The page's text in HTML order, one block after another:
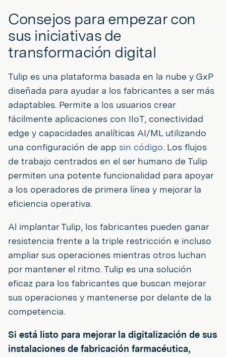
Consejos para empezar con
sus iniciativas de
transformación digital
Tulip es una plataforma basada en la nube y GxP
diseñada para ayudar a los fabricantes a ser más
adaptables. Permite a los usuarios crear
fácilmente aplicaciones con IIoT, conectividad
edge y capacidades analíticas AI/ML utilizando
una configuración de app sin código. Los flujos
de trabajo centrados en el ser humano de Tulip
permiten una potente funcionalidad para apoyar
a los operadores de primera línea y mejorar la
eficiencia operativa.
Al implantar Tulip, los fabricantes pueden ganar
resistencia frente a la triple restricción e incluso
ampliar sus operaciones mientras otros luchan
por mantener el ritmo. Tulip es una solución
eficaz para los fabricantes que buscan mejorar
sus operaciones y mantenerse por delante de la
competencia.
Si está listo para mejorar la digitalización de sus
instalaciones de fabricación farmacéutica,